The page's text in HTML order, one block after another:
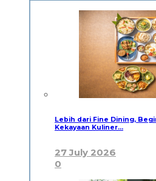
Lebih dari Fine Dining,
Kekayaan Kuliner…
27 July 2026
0